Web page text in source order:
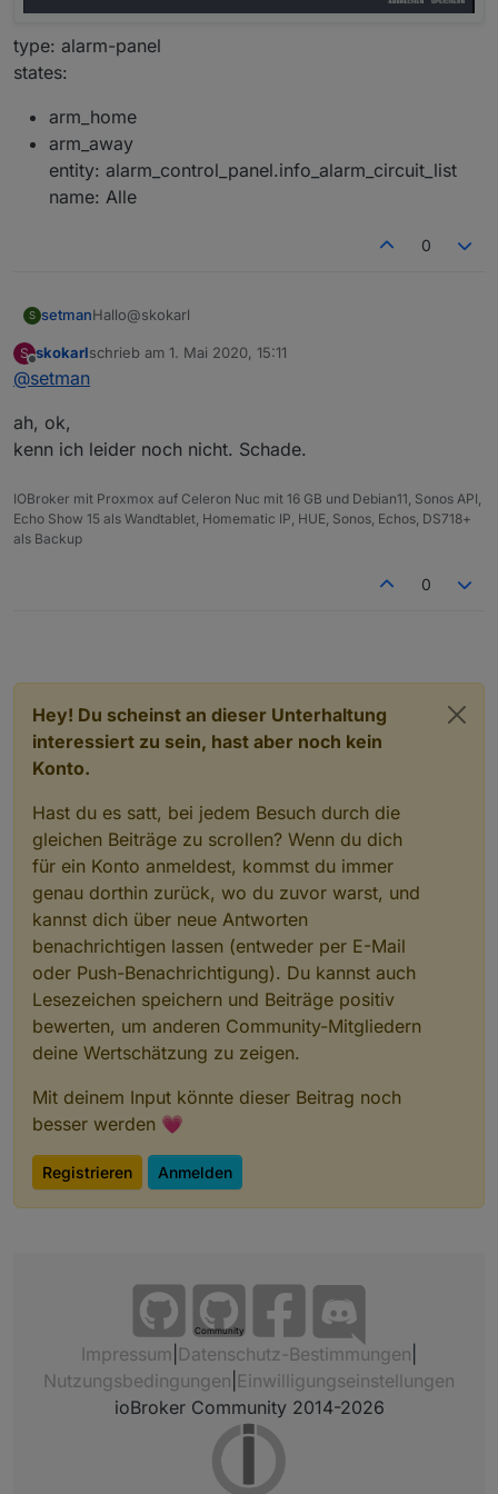
type: alarm-panel
states:
arm_home
arm_away
entity: alarm_control_panel.info_alarm_circuit_list
name: Alle
0
S setmanHallo@skokarl
Hab es mit Lovelace-Ui erstellt.
entity: alarm_control_panel.info_alarm_circuit_list
S
Offline
skokarlschrieb am 1. Mai 2020, 15:11
zuletzt editiert von
@setman
ah, ok,
kenn ich leider noch nicht. Schade.
IOBroker mit Proxmox auf Celeron Nuc mit 16 GB und Debian11, Sonos API,
Echo Show 15 als Wandtablet, Homematic IP, HUE, Sonos, Echos, DS718+
als Backup
0
Hey! Du scheinst an dieser Unterhaltung
interessiert zu sein, hast aber noch kein
Konto.
Hast du es satt, bei jedem Besuch durch die
gleichen Beiträge zu scrollen? Wenn du dich
für ein Konto anmeldest, kommst du immer
genau dorthin zurück, wo du zuvor warst, und
kannst dich über neue Antworten
benachrichtigen lassen (entweder per E-Mail
oder Push-Benachrichtigung). Du kannst auch
Lesezeichen speichern und Beiträge positiv
bewerten, um anderen Community-Mitgliedern
deine Wertschätzung zu zeigen.
Mit deinem Input könnte dieser Beitrag noch
besser werden 💗
Registrieren Anmelden
Community
Impressum Datenschutz-Bestimmungen
Nutzungsbedingungen Einwilligungseinstellungen
ioBroker Community 2014-2026